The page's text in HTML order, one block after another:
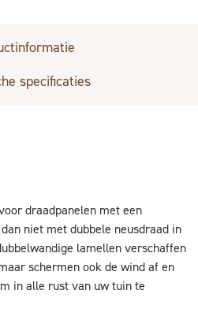
specificaties
draadpanelen met een
niet met dubbele neusdraad in
lamellen verschaffen
schermen ook de wind af en
in alle rust van uw tuin te